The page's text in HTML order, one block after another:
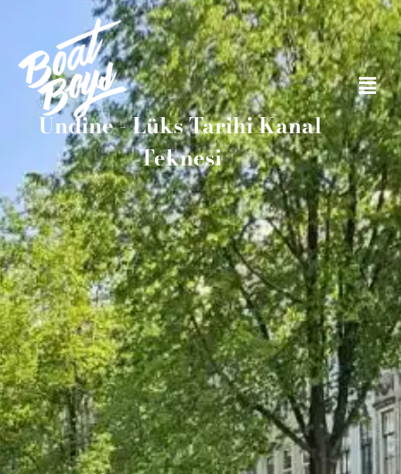
Undine - Lüks Tarihi Kanal
Teknesi